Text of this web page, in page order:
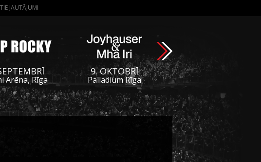
JAUTĀJUMI
Arēna, Rīga
9. OKTOBRĪ
Palladium Rīga